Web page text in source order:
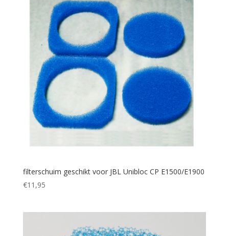
filterschuim geschikt voor JBL Unibloc CP E1500/E1900
€11,95